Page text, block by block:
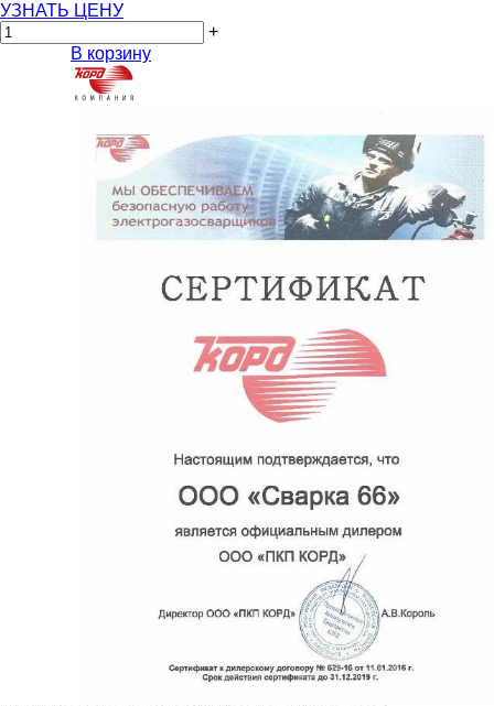
УЗНАТЬ ЦЕНУ
+
В корзину